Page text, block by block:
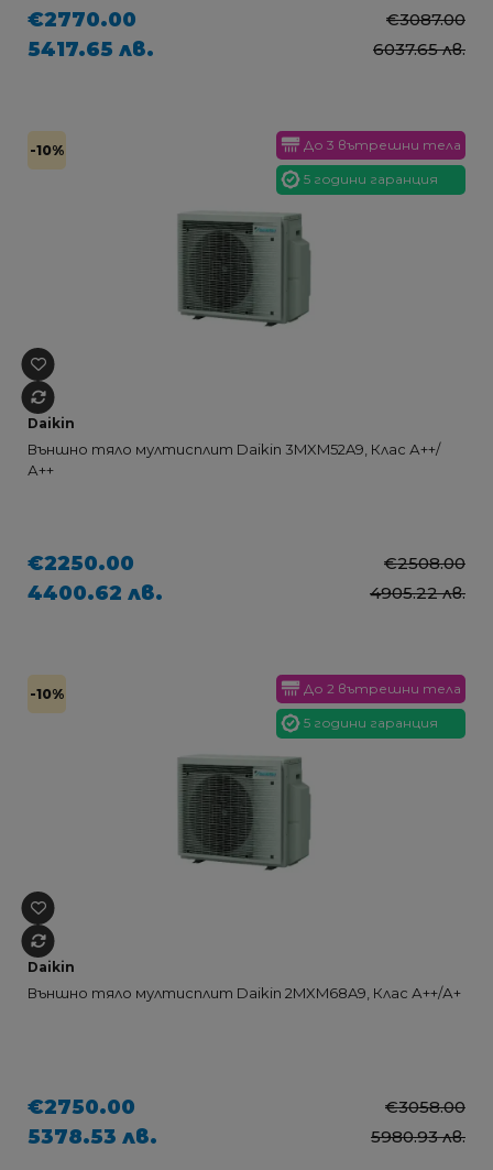
€2770.00 €3087.00
5417.65 лв. 6037.65 лв.
-10% До 3 вътрешни тела
5 години гаранция
Daikin
Външно тяло мултисплит Daikin 3MXM52A9, Клас А++/
А++
€2250.00 €2508.00
4400.62 лв. 4905.22 лв.
-10% До 2 вътрешни тела
5 години гаранция
Daikin
Външно тяло мултисплит Daikin 2MXM68A9, Клас А++/А+
€2750.00 €3058.00
5378.53 лв. 5980.93 лв.